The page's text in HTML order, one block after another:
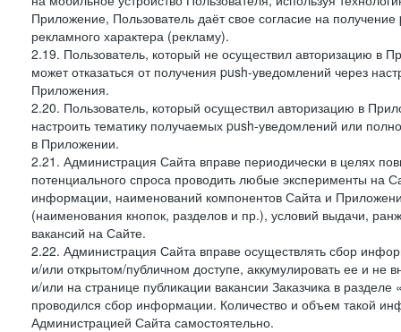
Приложение, Пользователь даёт свое согласие на
рекламного характера (рекламу).
2.19. Пользователь, который не осуществил авторизацию в
может отказаться от получения push-уведомлений через
Приложения.
2.20. Пользователь, который осуществил авторизацию в
настроить тематику получаемых push-уведомлений или
в Приложении.
2.21. Администрация Сайта вправе периодически в целях
потенциального спроса проводить любые эксперименты на
информации, наименований компонентов Сайта и
(наименования кнопок, разделов и пр.), условий выдачи,
вакансий на Сайте.
2.22. Администрация Сайта вправе осуществлять сбор
и/или открытом/публичном доступе, аккумулировать ее и не
и/или на странице публикации вакансии Заказчика в
проводился сбор информации. Количество и объем такой
Администрацией Сайта самостоятельно.